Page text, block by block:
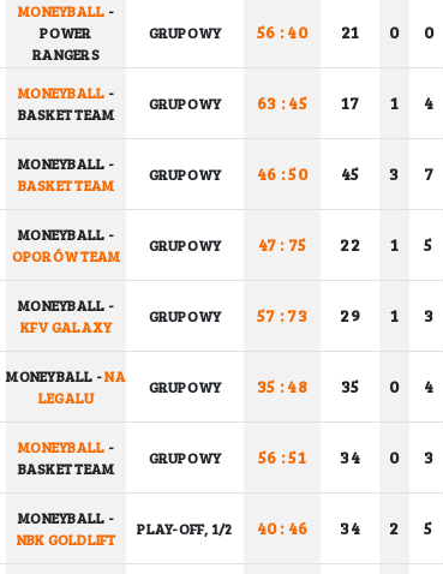
MONEYBALL -
POWER
RANGERS
GRUPOWY 56 : 40 21 0 0
MONEYBALL -
BASKET TEAM
GRUPOWY 63 : 45 17 1 4
MONEYBALL -
BASKET TEAM
GRUPOWY 46 : 50 45 3 7
MONEYBALL -
OPORÓW TEAM
GRUPOWY 47 : 75 22 1 5
MONEYBALL -
KFV GALAXY
GRUPOWY 57 : 73 29 1 3
MONEYBALL -NA
LEGALU
GRUPOWY 35 : 48 35 0 4
MONEYBALL -
BASKET TEAM
GRUPOWY 56 : 51 34 0 3
MONEYBALL -
NBK GOLDLIFT
PLAY-OFF, 1/2 40 : 46 34 2 5